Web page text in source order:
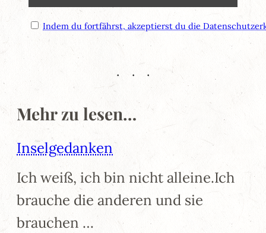
Indem du fortfährst, akzeptierst du die
Mehr zu lesen…
Inselgedanken
Ich weiß, ich bin nicht alleine.Ich
brauche die anderen und sie
brauchen …